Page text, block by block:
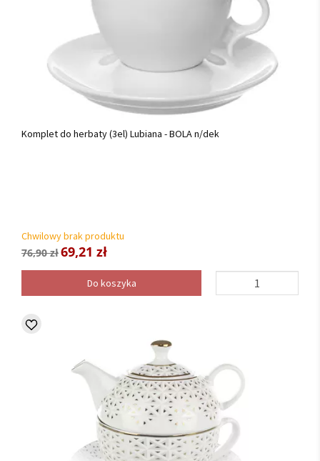
Komplet do herbaty (3el) Lubiana - BOLA n/dek
Chwilowy brak produktu
76,90 zł69,21 zł
Do koszyka